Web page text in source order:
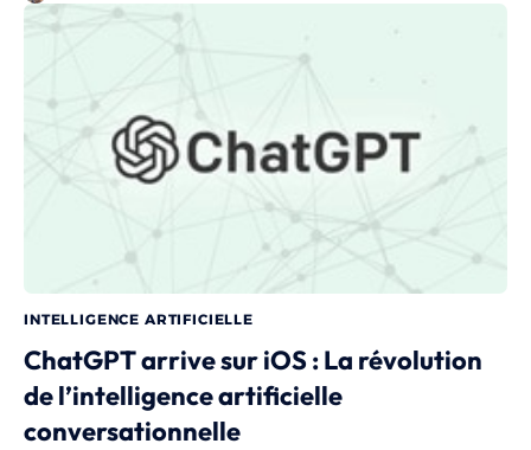
INTELLIGENCE ARTIFICIELLE
ChatGPT arrive sur iOS : La révolution
de l’intelligence artificielle
conversationnelle